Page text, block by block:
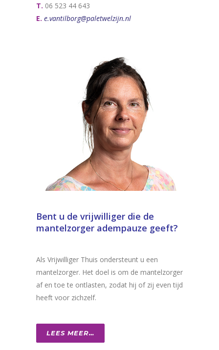
T. 06 523 44 643
E. e.vantilborg@paletwelzijn.nl
Bent u de vrijwilliger die de
mantelzorger adempauze geeft?
Als Vrijwilliger Thuis ondersteunt u een
mantelzorger. Het doel is om de mantelzorger
af en toe te ontlasten, zodat hij of zij even tijd
heeft voor zichzelf.
LEES MEER…